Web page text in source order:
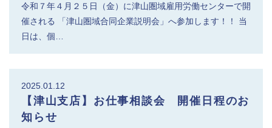
令和７年４月２５日（金）に津山圏域雇用労働センターで開
催される 「津山圏域合同企業説明会」へ参加します！！ 当
日は、個…
2025.01.12
【津山支店】お仕事相談会 開催日程のお
知らせ